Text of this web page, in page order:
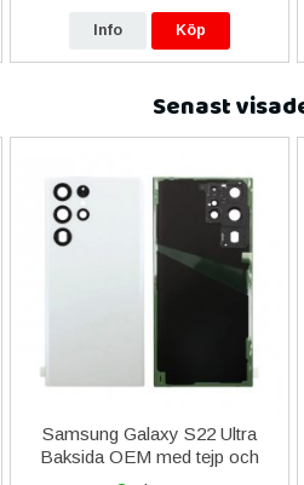
Info Köp
Senast
Samsung Galaxy S22 Ultra
Baksida OEM med tejp och
kameraglas - Vit